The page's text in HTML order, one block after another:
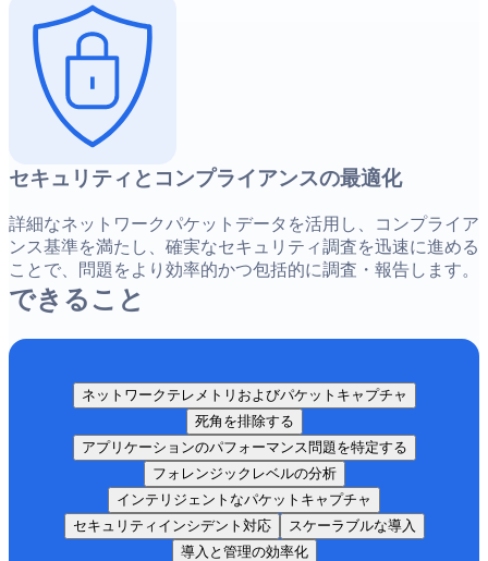
セキュリティとコンプライアンスの最適化
詳細なネットワークパケットデータを活用し、コンプライア
ンス基準を満たし、確実なセキュリティ調査を迅速に進める
ことで、問題をより効率的かつ包括的に調査・報告します。
できること
ネットワークテレメトリおよびパケットキャプチャ
死角を排除する
アプリケーションのパフォーマンス問題を特定する
フォレンジックレベルの分析
インテリジェントなパケットキャプチャ
セキュリティインシデント対応
スケーラブルな導入
導入と管理の効率化